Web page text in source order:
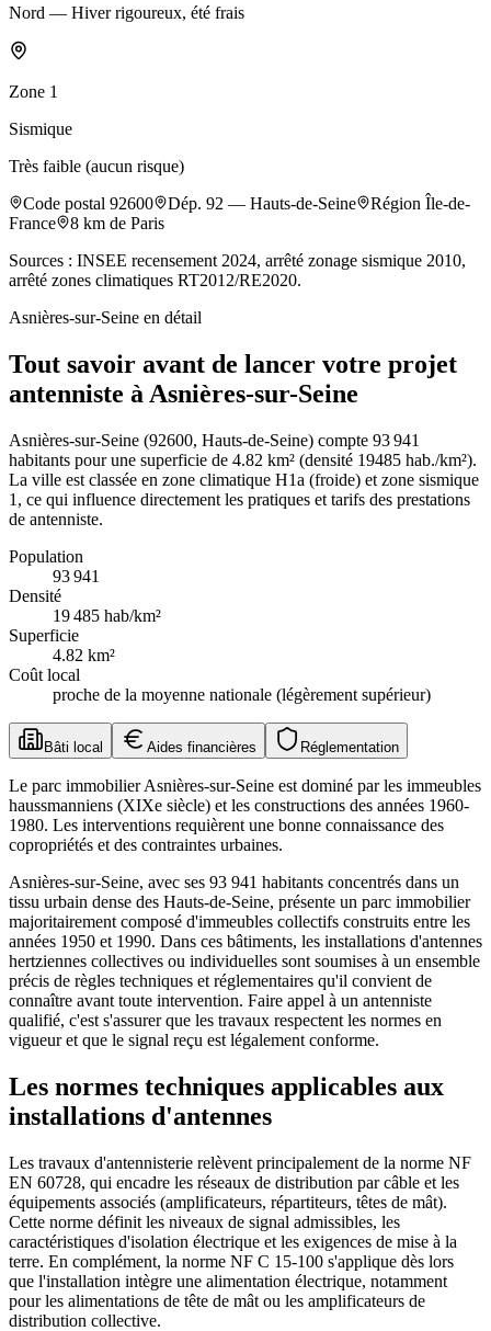
Nord — Hiver rigoureux, été frais
Zone 1
Sismique
Très faible (aucun risque)
Code postal 92600 Dép. 92 — Hauts-de-Seine Région Île-de-
France
8 km de Paris
Sources : INSEE recensement 2024, arrêté zonage sismique 2010,
arrêté zones climatiques RT2012/RE2020.
Asnières-sur-Seine en détail
Tout savoir avant de lancer votre projet
antenniste à Asnières-sur-Seine
Asnières-sur-Seine (92600, Hauts-de-Seine) compte 93 941
habitants pour une superficie de 4.82 km² (densité 19485 hab./km²).
La ville est classée en zone climatique H1a (froide) et zone sismique
1, ce qui influence directement les pratiques et tarifs des prestations
de antenniste.
Population
93 941
Densité
19 485 hab/km²
Superficie
4.82 km²
Coût local
proche de la moyenne nationale (légèrement supérieur)
Bâti local Aides financières Réglementation
Le parc immobilier Asnières-sur-Seine est dominé par les immeubles
haussmanniens (XIXe siècle) et les constructions des années 1960-
1980. Les interventions requièrent une bonne connaissance des
copropriétés et des contraintes urbaines.
Asnières-sur-Seine, avec ses 93 941 habitants concentrés dans un
tissu urbain dense des Hauts-de-Seine, présente un parc immobilier
majoritairement composé d'immeubles collectifs construits entre les
années 1950 et 1990. Dans ces bâtiments, les installations d'antennes
hertziennes collectives ou individuelles sont soumises à un ensemble
précis de règles techniques et réglementaires qu'il convient de
connaître avant toute intervention. Faire appel à un antenniste
qualifié, c'est s'assurer que les travaux respectent les normes en
vigueur et que le signal reçu est légalement conforme.
Les normes techniques applicables aux
installations d'antennes
Les travaux d'antennisterie relèvent principalement de la norme NF
EN 60728, qui encadre les réseaux de distribution par câble et les
équipements associés (amplificateurs, répartiteurs, têtes de mât).
Cette norme définit les niveaux de signal admissibles, les
caractéristiques d'isolation électrique et les exigences de mise à la
terre. En complément, la norme NF C 15-100 s'applique dès lors
que l'installation intègre une alimentation électrique, notamment
pour les alimentations de tête de mât ou les amplificateurs de
distribution collective.